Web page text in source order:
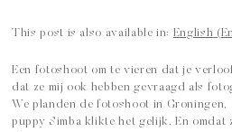
This post is also available in: English (
Een fotoshoot om te vieren dat je
dat ze mij ook hebben gevraagd als
We planden de fotoshoot in Groningen,
puppy Simba klikte het gelijk. En